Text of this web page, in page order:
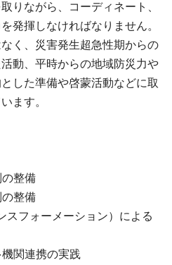
りながら、コーディネート、
発揮しなければなりません。
く、災害発生超急性期からの
動、平時からの地域防災力や
した準備や啓蒙活動などに取
ます。
整備
整備
スフォーメーション）による
関連携の実践